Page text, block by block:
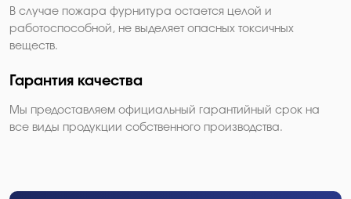
В случае пожара фурнитура остается целой и
работоспособной, не выделяет опасных токсичных
веществ.
Гарантия качества
Мы предоставляем официальный гарантийный срок на
все виды продукции собственного производства.